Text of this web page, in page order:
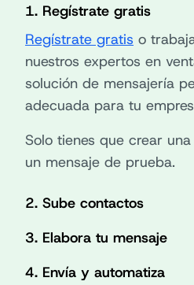
1. Regístrate gratis
Regístrate gratis o
nuestros expertos en
solución de mensajería
adecuada para tu
Solo tienes que crear
un mensaje de prueba.
2. Sube contactos
3. Elabora tu mensaje
4. Envía y automatiza